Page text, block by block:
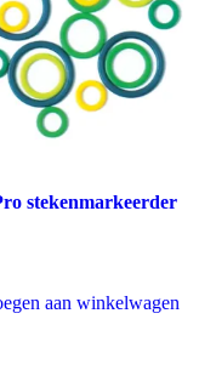
stekenmarkeerder
aan winkelwagen